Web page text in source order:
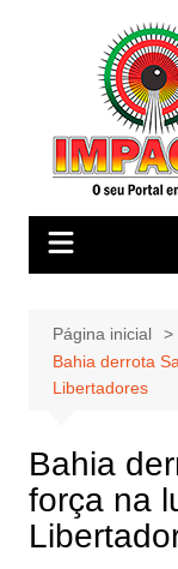
Página inicial
Bahia derrota
Libertadores
Bahia
força na